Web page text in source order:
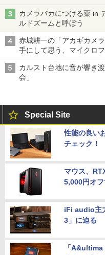
カメラバカにつける薬 in
ルドズームと呼ぼう
赤城耕一の「アカギカメ
手にして思う、マイクロ
カルスト台地に音が響き
会」
Special Site
性能の良い
チェック！
マウス、
5,000円オフ
iFi audio主
3」に迫る
「